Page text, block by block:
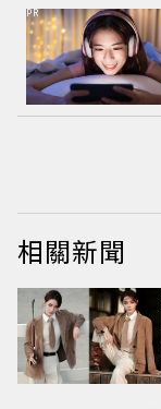
PR
相關新聞